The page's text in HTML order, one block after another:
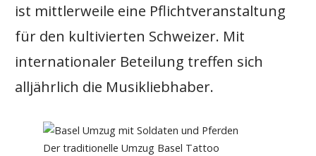
ist mittlerweile eine Pflichtveranstaltung
für den kultivierten Schweizer. Mit
internationaler Beteilung treffen sich
alljährlich die Musikliebhaber.
Der traditionelle Umzug Basel Tattoo